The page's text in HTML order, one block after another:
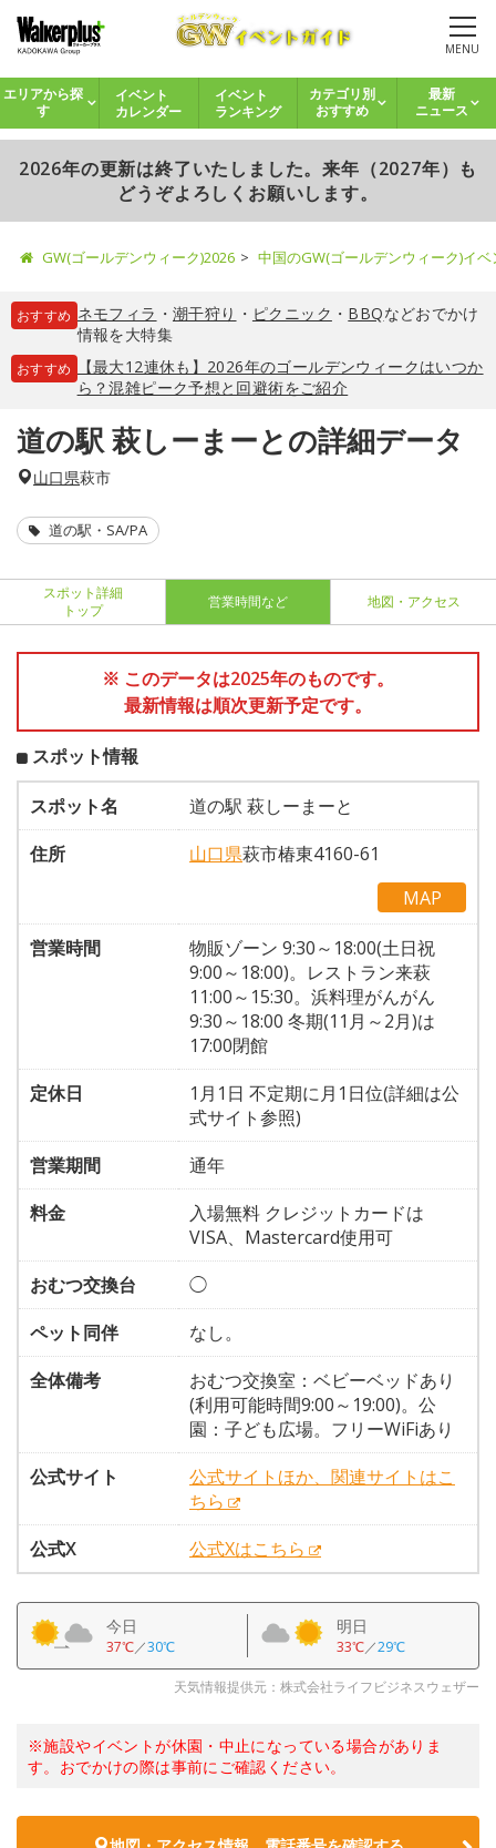
MENU
エリアから探
す
イベント
カレンダー
イベント
ランキング
カテゴリ別
おすすめ
最新
ニュース
2026年の更新は終了いたしました。来年（2027年）も
どうぞよろしくお願いします。
GW(ゴールデンウィーク)2026 中国のGW(ゴールデンウィーク)イ
おすすめ ネモフィラ ・ 潮干狩り ・ ピクニック ・ BBQなどおでかけ
情報を大特集
おすすめ
【最大12連休も】2026年のゴールデンウィークはいつか
ら？混雑ピーク予想と回避術をご紹介
道の駅 萩しーまーとの詳細データ
山口県萩市
道の駅・SA/PA
スポット詳細
トップ
営業時間など 地図・アクセス
※ このデータは2025年のものです。
最新情報は順次更新予定です。
スポット情報
スポット名
道の駅 萩しーまーと
住所
山口県萩市椿東4160-61
MAP
営業時間
物販ゾーン 9:30～18:00(土日祝
9:00～18:00)。レストラン来萩
11:00～15:30。浜料理がんがん
9:30～18:00 冬期(11月～2月)は
17:00閉館
定休日
1月1日 不定期に月1日位(詳細は公
式サイト参照)
営業期間
通年
料金
入場無料 クレジットカードは
VISA、Mastercard使用可
おむつ交換台
◯
ペット同伴
なし。
全体備考
おむつ交換室：ベビーベッドあり
(利用可能時間9:00～19:00)。公
園：子ども広場。フリーWiFiあり
公式サイト
公式サイトほか、関連サイトはこ
ちら
公式X
公式Xはこちら
今日
37℃／30℃
明日
33℃／29℃
天気情報提供元：株式会社ライフビジネスウェザー
※施設やイベントが休園・中止になっている場合がありま
す。おでかけの際は事前にご確認ください。